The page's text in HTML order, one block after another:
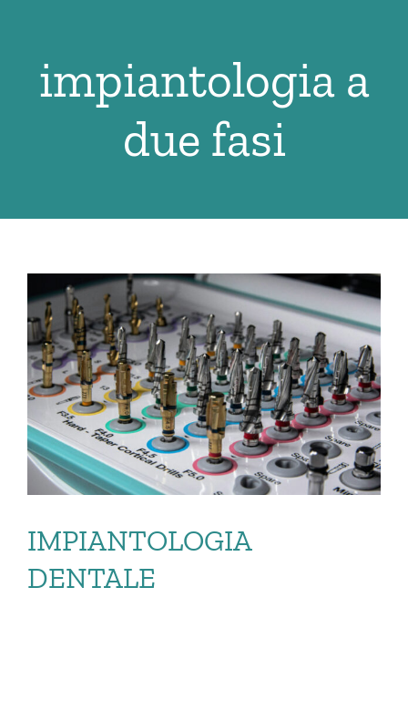
contenutoimpiantologia a
due fasi
IMPIANTOLOGIA
DENTALE